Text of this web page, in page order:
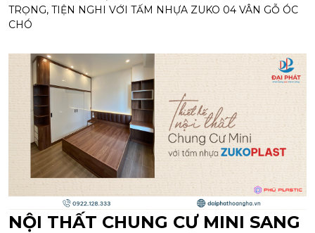
TRỌNG, TIỆN NGHI VỚI TẤM NHỰA ZUKO 04 VÂN GỖ ÓC
CHÓ
NỘI THẤT CHUNG CƯ MINI SANG